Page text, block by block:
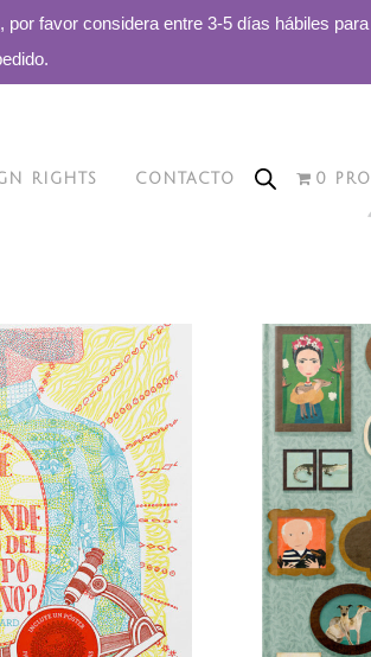
favor considera entre 3-5 días hábiles para
RIGHTS CONTACTO 0